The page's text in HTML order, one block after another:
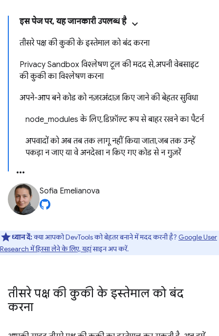
इस पेज पर, यह जानकारी उपलब्ध है
तीसरे पक्ष की कुकी के इस्तेमाल को बंद करना
Privacy Sandbox विश्लेषण टूल की मदद से, अपनी वेबसाइट
की कुकी का विश्लेषण करना
अपने-आप बने कोड को नज़रअंदाज़ किए जाने की बेहतर सुविधा
node_modules के लिए, डिफ़ॉल्ट रूप से बाहर रखने का पैटर्न
अपवादों को अब तब तक लागू नहीं किया जाता, जब तक उन्हें
पकड़ा न जाए या वे अनदेखा न किए गए कोड से न गुज़रें
Sofia Emelianova
ध्यान दें:क्या आपको DevTools को बेहतर बनाने में मदद करनी है? Google User
Research में हिस्सा लेने के लिए, यहांसाइन अप करें.
तीसरे पक्ष की कुकी के इस्तेमाल को बंद
करना